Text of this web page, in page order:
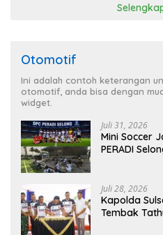
Otomotif
Ini adalah contoh keterangan
otomotif, anda bisa dengan
widget.
Juli 31, 2026
Mini Soccer
PERADI
Juli 28, 2026
Kapolda
Tembak